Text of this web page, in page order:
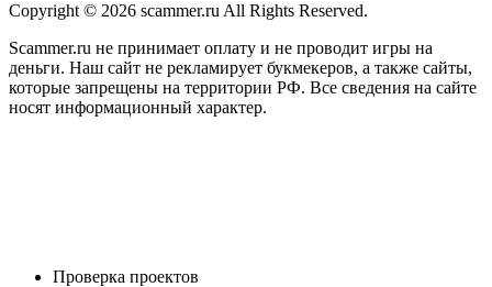
Copyright © 2026 scammer.ru All Rights Reserved.
Scammer.ru не принимает оплату и не проводит игры на
деньги. Наш сайт не рекламирует букмекеров, а также сайты,
которые запрещены на территории РФ. Все сведения на сайте
носят информационный характер.
Проверка проектов